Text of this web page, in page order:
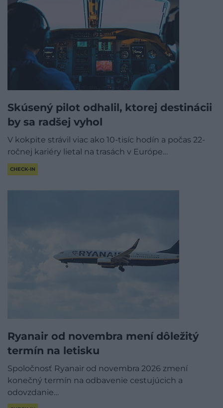
Skúsený pilot odhalil, ktorej destinácii
by sa radšej vyhol
V kokpite strávil viac ako 10-tisíc hodín a počas 22-
ročnej kariéry lietal na trasách v Európe…
CHECK-IN
Ryanair od novembra mení dôležitý
termín na letisku
Spoločnosť Ryanair od novembra 2026 zmení
konečný termín na odbavenie cestujúcich a
odovzdanie…